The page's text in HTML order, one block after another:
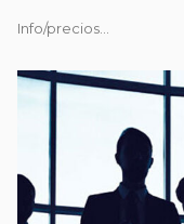
Info/precios...